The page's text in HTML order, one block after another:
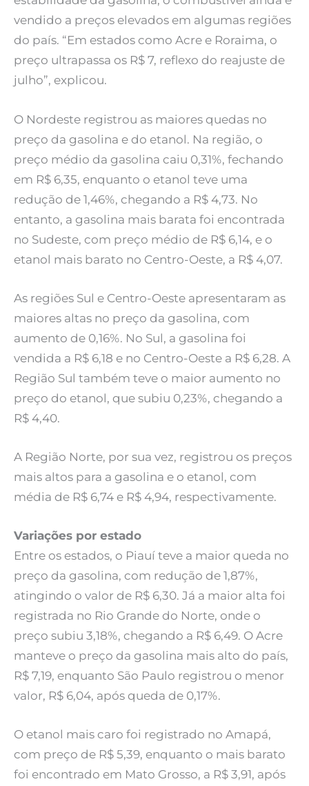
vendido a preços elevados em algumas regiões
do país. “Em estados como Acre e Roraima, o
preço ultrapassa os R$ 7, reflexo do reajuste de
julho”, explicou.
O Nordeste registrou as maiores quedas no
preço da gasolina e do etanol. Na região, o
preço médio da gasolina caiu 0,31%, fechando
em R$ 6,35, enquanto o etanol teve uma
redução de 1,46%, chegando a R$ 4,73. No
entanto, a gasolina mais barata foi encontrada
no Sudeste, com preço médio de R$ 6,14, e o
etanol mais barato no Centro-Oeste, a R$ 4,07.
As regiões Sul e Centro-Oeste apresentaram as
maiores altas no preço da gasolina, com
aumento de 0,16%. No Sul, a gasolina foi
vendida a R$ 6,18 e no Centro-Oeste a R$ 6,28. A
Região Sul também teve o maior aumento no
preço do etanol, que subiu 0,23%, chegando a
R$ 4,40.
A Região Norte, por sua vez, registrou os preços
mais altos para a gasolina e o etanol, com
média de R$ 6,74 e R$ 4,94, respectivamente.
Variações por estado
Entre os estados, o Piauí teve a maior queda no
preço da gasolina, com redução de 1,87%,
atingindo o valor de R$ 6,30. Já a maior alta foi
registrada no Rio Grande do Norte, onde o
preço subiu 3,18%, chegando a R$ 6,49. O Acre
manteve o preço da gasolina mais alto do país,
R$ 7,19, enquanto São Paulo registrou o menor
valor, R$ 6,04, após queda de 0,17%.
O etanol mais caro foi registrado no Amapá,
com preço de R$ 5,39, enquanto o mais barato
foi encontrado em Mato Grosso, a R$ 3,91, após